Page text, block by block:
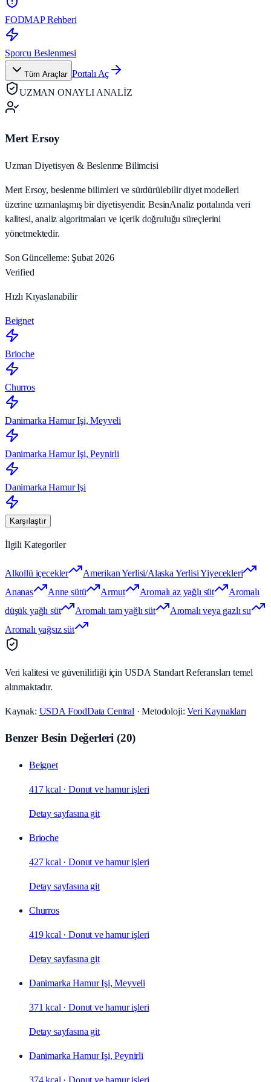
FODMAP Rehberi
Sporcu Beslenmesi
Tüm Araçlar Portalı Aç
UZMAN ONAYLI ANALİZ
Mert Ersoy
Uzman Diyetisyen & Beslenme Bilimcisi
Mert Ersoy, beslenme bilimleri ve sürdürülebilir diyet modelleri
üzerine uzmanlaşmış bir diyetisyendir. BesinAnaliz portalında veri
kalitesi, analiz algoritmaları ve içerik doğruluğu süreçlerini
yönetmektedir.
Son Güncelleme: Şubat 2026
Verified
Hızlı Kıyaslanabilir
Beignet
Brioche
Churros
Danimarka Hamur Işi, Meyveli
Danimarka Hamur Işi, Peynirli
Danimarka Hamur Işi
Karşılaştır
İlgili Kategoriler
Alkollü içecekler
Amerikan Yerlisi/Alaska Yerlisi Yiyecekleri
Ananas
Anne sütü Armut Aromalı az yağlı süt
Aromalı
düşük yağlı süt
Aromalı tam yağlı süt
Aromalı veya gazlı su
Aromalı yağsız süt
Veri kalitesi ve güvenilirliği için USDA Standart Referansları temel
alınmaktadır.
Kaynak: USDA FoodData Central · Metodoloji:Veri Kaynakları
Benzer Besin Değerleri (20)
Beignet
417 kcal ·Donut ve hamur işleri
Detay sayfasına git
Brioche
427 kcal ·Donut ve hamur işleri
Detay sayfasına git
Churros
419 kcal ·Donut ve hamur işleri
Detay sayfasına git
Danimarka Hamur Işi, Meyveli
371 kcal ·Donut ve hamur işleri
Detay sayfasına git
Danimarka Hamur Işi, Peynirli
374 kcal ·Donut ve hamur işleri